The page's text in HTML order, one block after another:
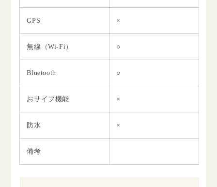
GPS ×
無線（Wi-Fi） ○
Bluetooth ○
おサイフ機能 ×
防水 ×
備考